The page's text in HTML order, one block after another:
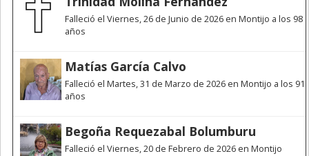
Falleció el Viernes, 26 de Junio de 2026 en Montijo a los 98
años
Matías García Calvo
Falleció el Martes, 31 de Marzo de 2026 en Montijo a los 91
años
Begoña Requezabal Bolumburu
Falleció el Viernes, 20 de Febrero de 2026 en Montijo